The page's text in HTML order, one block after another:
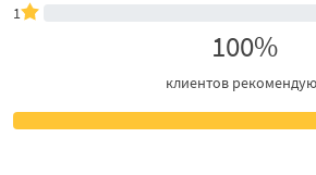
1
100%
клиентов